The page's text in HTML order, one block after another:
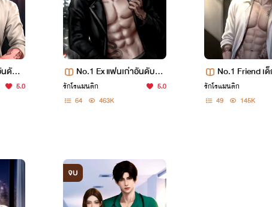
ดับห
boo
5.0
No.1 Ex แฟนเก่าอันดับหนึ่
งของแบดบอย [อีบุ๊กพร้อมโ
หลด]
รักโรแมนติก
5.0
64
463K
No.1 Friend เ
หนึ่งของไค (มี
ระกอบ)
รักโรแมนติก
49
145K
จบ